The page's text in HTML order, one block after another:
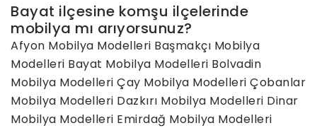
Bayat ilçesine komşu ilçelerinde
mobilya mı arıyorsunuz?
Afyon Mobilya Modelleri Başmakçı Mobilya
Modelleri Bayat Mobilya Modelleri Bolvadin
Mobilya Modelleri Çay Mobilya Modelleri Çobanlar
Mobilya Modelleri Dazkırı Mobilya Modelleri Dinar
Mobilya Modelleri Emirdağ Mobilya Modelleri